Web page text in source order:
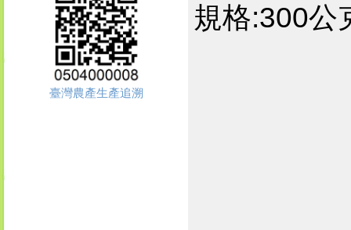
臺灣農產生產追溯
規格:300